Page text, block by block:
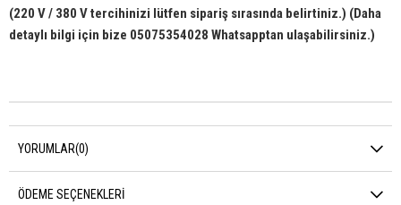
(220 V / 380 V tercihinizi lütfen sipariş sırasında belirtiniz.) (Daha
detaylı bilgi için bize 05075354028 Whatsapptan ulaşabilirsiniz.)
YORUMLAR(0)
ÖDEME SEÇENEKLERI